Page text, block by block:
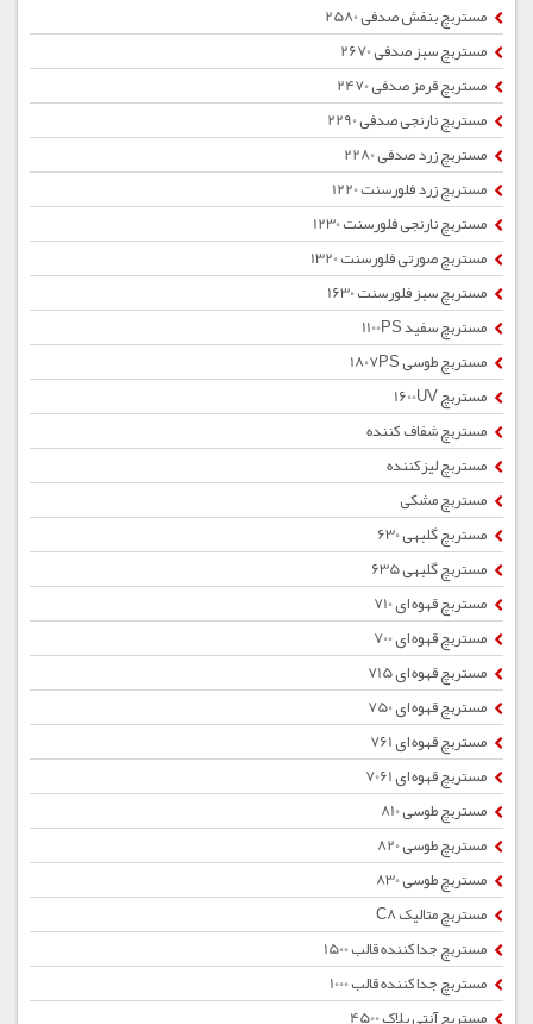
مستربچ بنفش صدفی 2580
مستربچ سبز صدفی 2670
مستربچ قرمز صدفی 2470
مستربچ نارنجی صدفی 2290
مستربچ زرد صدفی 2280
مستربچ زرد فلورسنت 1220
مستربچ نارنجی فلورسنت 1230
مستربچ صورتی فلورسنت 1320
مستربچ سبز فلورسنت 1630
مستربچ سفید 1100PS
مستربچ طوسی 1807PS
مستربچ 1600UV
مستربچ شفاف کننده
مستربچ لیزکننده
مستربچ مشکی
مستربچ گلبهی 630
مستربچ گلبهی 635
مستربچ قهوه ای 710
مستربچ قهوه ای 700
مستربچ قهوه ای 715
مستربچ قهوه ای 750
مستربچ قهوه ای 761
مستربچ قهوه ای 7061
مستربچ طوسی 810
مستربچ طوسی 820
مستربچ طوسی 830
مستربچ متالیک C8
مستربچ جداکننده قالب 1500
مستربچ جداکننده قالب 1000